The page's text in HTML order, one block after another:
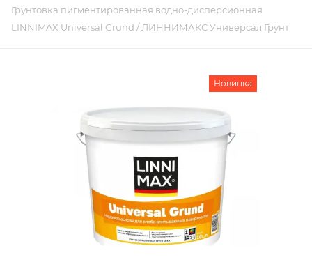
Грунтовка пигментированная водно-дисперсионная
LINNIMAX Universal Grund / ЛИННИМАКС Универсал Грунт
Новинка